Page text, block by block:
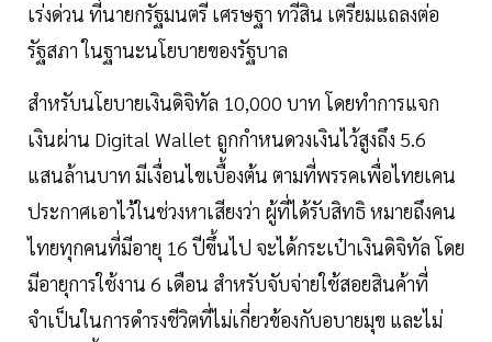
เร่งด่วน ที่นายกรัฐมนตรี เศรษฐา ทวีสิน เตรียมแถลงต่อ
รัฐสภา ในฐานะนโยบายของรัฐบาล
สำหรับนโยบายเงินดิจิทัล 10,000 บาท โดยทำการแจก
เงินผ่าน Digital Wallet ถูกกำหนดวงเงินไว้สูงถึง 5.6
แสนล้านบาท มีเงื่อนไขเบื้องต้น ตามที่พรรคเพื่อไทยเคน
ประกาศเอาไว้ในช่วงหาเสียงว่า ผู้ที่ได้รับสิทธิ หมายถึงคน
ไทยทุกคนที่มีอายุ 16 ปีขึ้นไป จะได้กระเป๋าเงินดิจิทัล โดย
มีอายุการใช้งาน 6 เดือน สำหรับจับจ่ายใช้สอยสินค้าที่
จำเป็นในการดำรงชีวิตที่ไม่เกี่ยวข้องกับอบายมุข และไม่